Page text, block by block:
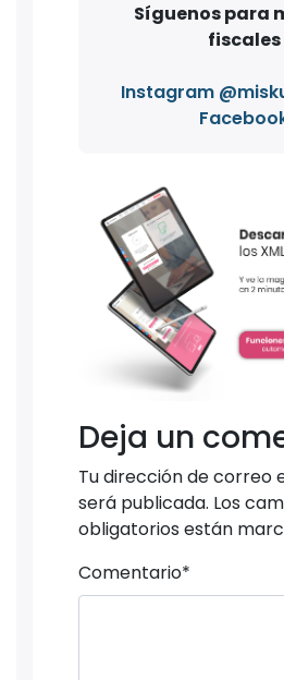
Síguenos para
fiscales
Instagram
Deja un
Tu dirección de correo
será publicada. Los
obligatorios están
Comentario*